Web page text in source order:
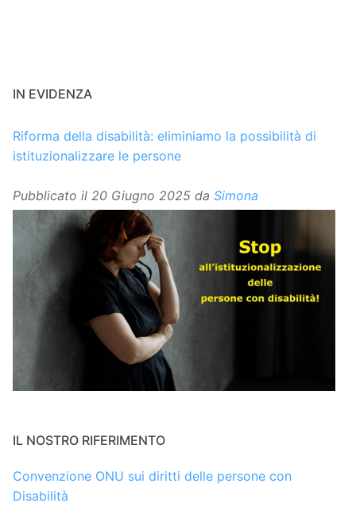
IN EVIDENZA
Riforma della disabilità: eliminiamo la possibilità di
istituzionalizzare le persone
Pubblicato il 20 Giugno 2025 da Simona
IL NOSTRO RIFERIMENTO
Convenzione ONU sui diritti delle persone con
Disabilità